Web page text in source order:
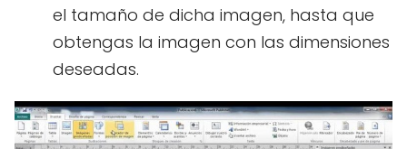
el tamaño de dicha imagen, hasta que
obtengas la imagen con las dimensiones
deseadas.